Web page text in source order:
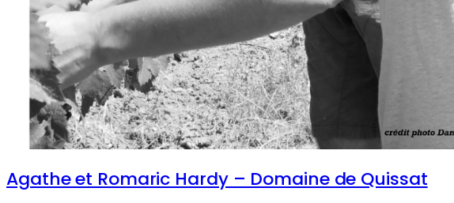
Agathe et Romaric Hardy – Domaine de Quissat